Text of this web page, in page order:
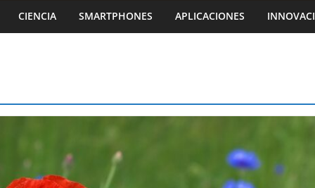
IA
CIENCIA SMARTPHONES APLICACIONES